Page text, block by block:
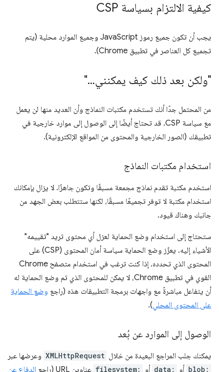
كيفية الالتزام بسياسة CSP
يجب أن تكون جميع رموز JavaScript وجميع الموارد محلية (يتم
تجميع كل العناصر في تطبيق Chrome).
"ولكن بعد ذلك كيف يمكنني.
.
.
"
من المحتمل جدًا أنك تستخدم مكتبات النماذج وأن العديد منها لن يعمل
مع سياسة CSP. قد تحتاج أيضًا إلى الوصول إلى موارد خارجية في
تطبيقك (الصور الخارجية والمحتوى من المواقع الإلكترونية).
استخدام مكتبات النماذج
استخدم مكتبة تقدم نماذج مجمعة مسبقًا وتكون جاهزًا. لا يزال بإمكانك
استخدام مكتبة لا توفر تجميعًا مسبقًا، لكنها ستتطلب بعض الجهد من
جانبك وهناك قيود.
ستحتاج إلى استخدام وضع الحماية لعزل أي محتوى تريد "تقييمه"
الأشياء إليه. يعزّز وضع الحماية سياسة أمان المحتوى (CSP) على
المحتوى الذي تحدده. إذا كنت ترغب في استخدام متصفح Chrome
القوي في تطبيق Chrome، لا يمكن للمحتوى الذي تم وضع الحماية له
أن يتفاعل مباشرةً مع واجهات برمجة التطبيقات هذه (راجع وضع الحماية
على المحتوى المحلي).
الوصول إلى الموارد عن بُعد
يمكنك جلب المراجع البعيدة من خلال XMLHttpRequest وعرضها عبر
blob: أو data: أو filesystem: عناوين URL (راجِع
الدفاع عن